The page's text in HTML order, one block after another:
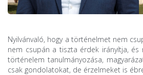
Nyilvánvaló, hogy a történelmet nem
nem csupán a tiszta érdek irányítja, és
történelem tanulmányozása,
csak gondolatokat, de érzelmeket is